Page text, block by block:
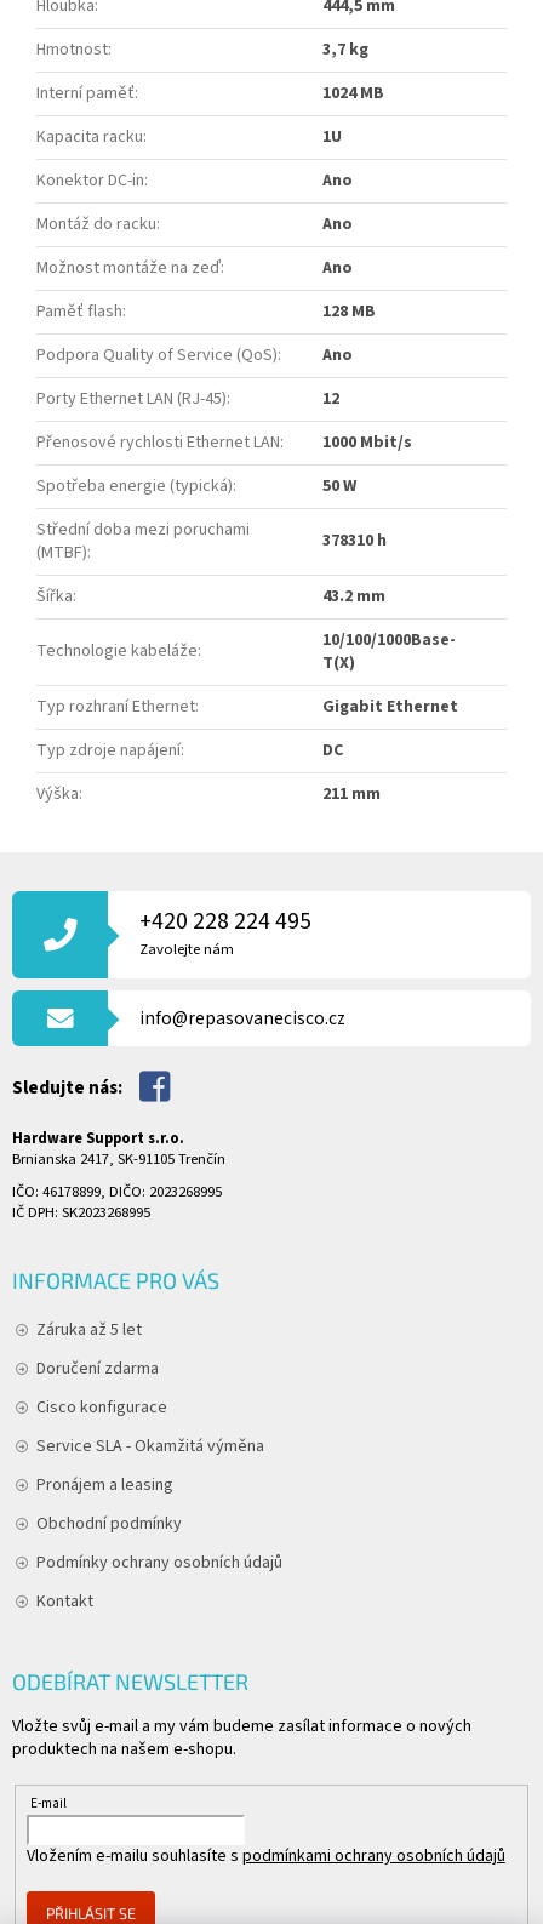
Hloubka:
444,5 mm
Hmotnost:
3,7 kg
Interní paměť:
1024 MB
Kapacita racku:
1U
Konektor DC-in:
Ano
Montáž do racku:
Ano
Možnost montáže na zeď:
Ano
Paměť flash:
128 MB
Podpora Quality of Service (QoS):
Ano
Porty Ethernet LAN (RJ-45):
12
Přenosové rychlosti Ethernet LAN:
1000 Mbit/s
Spotřeba energie (typická):
50 W
Střední doba mezi poruchami
(MTBF): 378310 h
Šířka: 43.2 mm
Technologie kabeláže:
10/100/1000Base-
T(X)
Typ rozhraní Ethernet:
Gigabit Ethernet
Typ zdroje napájení:
DC
Výška: 211 mm
Á
T
+420 228 224 495
Zavolejte nám
info@repasovanecisco.cz
Sledujte nás:
Hardware Support s.r.o.
Brnianska 2417, SK-91105 Trenčín
IČO: 46178899, DIČO: 2023268995
IČ DPH: SK2023268995
INFORMACE PRO VÁS
Záruka až 5 let
Doručení zdarma
Cisco konfigurace
Service SLA - Okamžitá výměna
Pronájem a leasing
Obchodní podmínky
Podmínky ochrany osobních údajů
Kontakt
ODEBÍRAT NEWSLETTER
Vložte svůj e-mail a my vám budeme zasílat informace o nových
produktech na našem e-shopu.
E-mail
Vložením e-mailu souhlasíte s podmínkami ochrany osobních údajů
PŘIHLÁSIT SE